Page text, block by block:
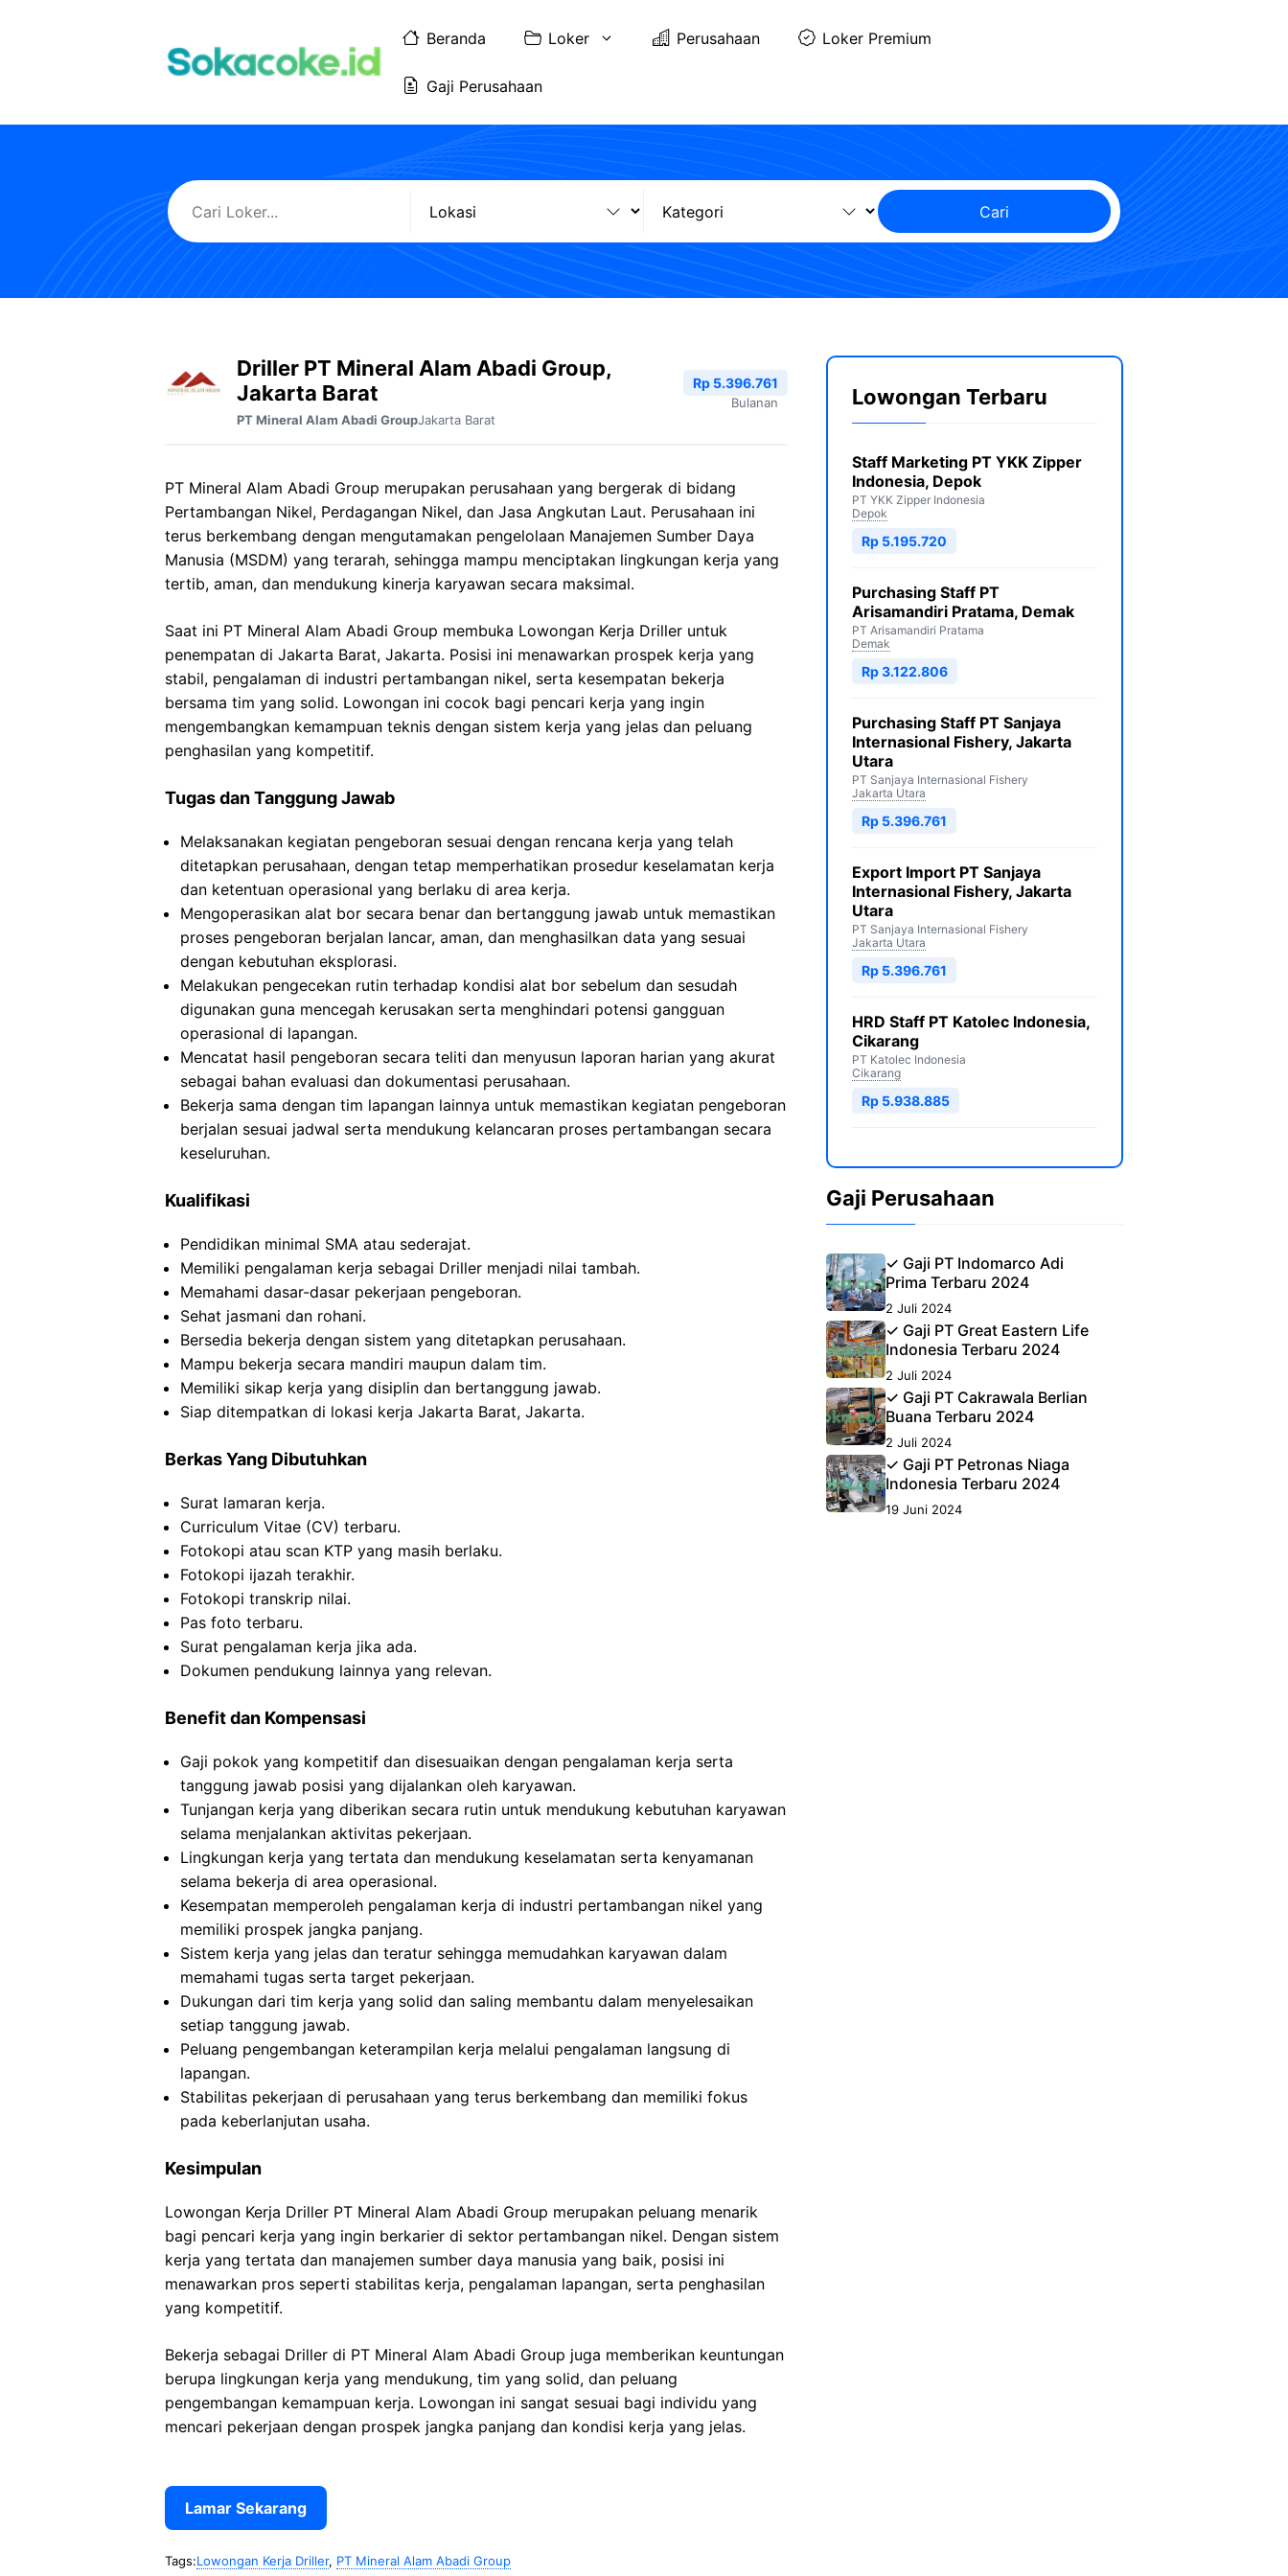
Beranda Loker Perusahaan Loker Premium
Gaji Perusahaan
Cari
Driller PT Mineral Alam Abadi Group,
Jakarta Barat
PT Mineral Alam Abadi GroupJakarta Barat
Rp 5.396.761
Bulanan
PT Mineral Alam Abadi Group merupakan perusahaan yang bergerak di bidang
Pertambangan Nikel, Perdagangan Nikel, dan Jasa Angkutan Laut. Perusahaan ini
terus berkembang dengan mengutamakan pengelolaan Manajemen Sumber Daya
Manusia (MSDM) yang terarah, sehingga mampu menciptakan lingkungan kerja yang
tertib, aman, dan mendukung kinerja karyawan secara maksimal.
Saat ini PT Mineral Alam Abadi Group membuka Lowongan Kerja Driller untuk
penempatan di Jakarta Barat, Jakarta. Posisi ini menawarkan prospek kerja yang
stabil, pengalaman di industri pertambangan nikel, serta kesempatan bekerja
bersama tim yang solid. Lowongan ini cocok bagi pencari kerja yang ingin
mengembangkan kemampuan teknis dengan sistem kerja yang jelas dan peluang
penghasilan yang kompetitif.
Tugas dan Tanggung Jawab
Melaksanakan kegiatan pengeboran sesuai dengan rencana kerja yang telah
ditetapkan perusahaan, dengan tetap memperhatikan prosedur keselamatan kerja
dan ketentuan operasional yang berlaku di area kerja.
Mengoperasikan alat bor secara benar dan bertanggung jawab untuk memastikan
proses pengeboran berjalan lancar, aman, dan menghasilkan data yang sesuai
dengan kebutuhan eksplorasi.
Melakukan pengecekan rutin terhadap kondisi alat bor sebelum dan sesudah
digunakan guna mencegah kerusakan serta menghindari potensi gangguan
operasional di lapangan.
Mencatat hasil pengeboran secara teliti dan menyusun laporan harian yang akurat
sebagai bahan evaluasi dan dokumentasi perusahaan.
Bekerja sama dengan tim lapangan lainnya untuk memastikan kegiatan pengeboran
berjalan sesuai jadwal serta mendukung kelancaran proses pertambangan secara
keseluruhan.
Kualifikasi
Pendidikan minimal SMA atau sederajat.
Memiliki pengalaman kerja sebagai Driller menjadi nilai tambah.
Memahami dasar-dasar pekerjaan pengeboran.
Sehat jasmani dan rohani.
Bersedia bekerja dengan sistem yang ditetapkan perusahaan.
Mampu bekerja secara mandiri maupun dalam tim.
Memiliki sikap kerja yang disiplin dan bertanggung jawab.
Siap ditempatkan di lokasi kerja Jakarta Barat, Jakarta.
Berkas Yang Dibutuhkan
Surat lamaran kerja.
Curriculum Vitae (CV) terbaru.
Fotokopi atau scan KTP yang masih berlaku.
Fotokopi ijazah terakhir.
Fotokopi transkrip nilai.
Pas foto terbaru.
Surat pengalaman kerja jika ada.
Dokumen pendukung lainnya yang relevan.
Benefit dan Kompensasi
Gaji pokok yang kompetitif dan disesuaikan dengan pengalaman kerja serta
tanggung jawab posisi yang dijalankan oleh karyawan.
Tunjangan kerja yang diberikan secara rutin untuk mendukung kebutuhan karyawan
selama menjalankan aktivitas pekerjaan.
Lingkungan kerja yang tertata dan mendukung keselamatan serta kenyamanan
selama bekerja di area operasional.
Kesempatan memperoleh pengalaman kerja di industri pertambangan nikel yang
memiliki prospek jangka panjang.
Sistem kerja yang jelas dan teratur sehingga memudahkan karyawan dalam
memahami tugas serta target pekerjaan.
Dukungan dari tim kerja yang solid dan saling membantu dalam menyelesaikan
setiap tanggung jawab.
Peluang pengembangan keterampilan kerja melalui pengalaman langsung di
lapangan.
Stabilitas pekerjaan di perusahaan yang terus berkembang dan memiliki fokus
pada keberlanjutan usaha.
Kesimpulan
Lowongan Kerja Driller PT Mineral Alam Abadi Group merupakan peluang menarik
bagi pencari kerja yang ingin berkarier di sektor pertambangan nikel. Dengan sistem
kerja yang tertata dan manajemen sumber daya manusia yang baik, posisi ini
menawarkan pros seperti stabilitas kerja, pengalaman lapangan, serta penghasilan
yang kompetitif.
Bekerja sebagai Driller di PT Mineral Alam Abadi Group juga memberikan keuntungan
berupa lingkungan kerja yang mendukung, tim yang solid, dan peluang
pengembangan kemampuan kerja. Lowongan ini sangat sesuai bagi individu yang
mencari pekerjaan dengan prospek jangka panjang dan kondisi kerja yang jelas.
Lamar Sekarang
Tags:Lowongan Kerja Driller, PT Mineral Alam Abadi Group
Lowongan Terbaru
Staff Marketing PT YKK Zipper
Indonesia, Depok
PT YKK Zipper Indonesia
Depok
Rp 5.195.720
Purchasing Staff PT
Arisamandiri Pratama, Demak
PT Arisamandiri Pratama
Demak
Rp 3.122.806
Purchasing Staff PT Sanjaya
Internasional Fishery, Jakarta
Utara
PT Sanjaya Internasional Fishery
Jakarta Utara
Rp 5.396.761
Export Import PT Sanjaya
Internasional Fishery, Jakarta
Utara
PT Sanjaya Internasional Fishery
Jakarta Utara
Rp 5.396.761
HRD Staff PT Katolec Indonesia,
Cikarang
PT Katolec Indonesia
Cikarang
Rp 5.938.885
Gaji Perusahaan
✓ Gaji PT Indomarco Adi
Prima Terbaru 2024
2 Juli 2024
✓ Gaji PT Great Eastern Life
Indonesia Terbaru 2024
2 Juli 2024
✓ Gaji PT Cakrawala Berlian
Buana Terbaru 2024
2 Juli 2024
✓ Gaji PT Petronas Niaga
Indonesia Terbaru 2024
19 Juni 2024